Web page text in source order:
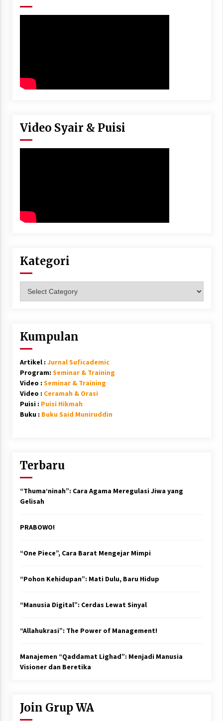
Video Syair & Puisi
Kategori
Kumpulan
Artikel : Jurnal Suficademic
Program: Seminar & Training
Video : Seminar & Training
Video : Ceramah & Orasi
Puisi : Puisi Hikmah
Buku : Buku Said Muniruddin
Terbaru
“Thuma’ninah”: Cara Agama Meregulasi Jiwa yang
Gelisah
PRABOWO!
“One Piece”, Cara Barat Mengejar Mimpi
“Pohon Kehidupan”: Mati Dulu, Baru Hidup
“Manusia Digital”: Cerdas Lewat Sinyal
“Allahukrasi”: The Power of Management!
Manajemen “Qaddamat Lighad”: Menjadi Manusia
Visioner dan Beretika
Join Grup WA